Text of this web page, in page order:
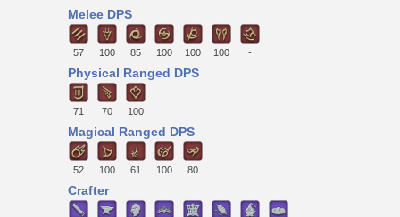
Melee DPS
57 100 85 100 100 100 -
Physical Ranged DPS
71 70 100
Magical Ranged DPS
52 100 61 100 80
Crafter